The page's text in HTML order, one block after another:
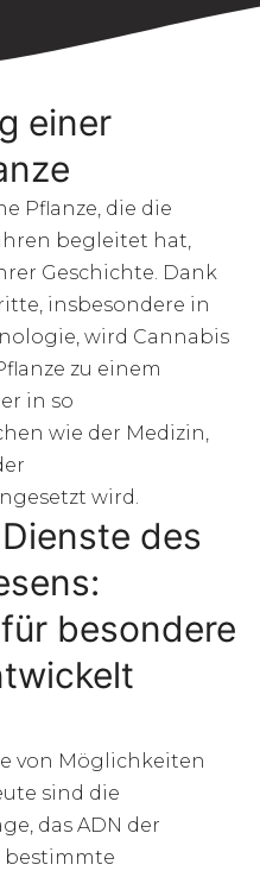
einer
Pflanze, die die
begleitet hat,
Geschichte. Dank
insbesondere in
wird Cannabis
zu einem
in so
wie der Medizin,
wird.
des
besondere
von Möglichkeiten
sind die
das ADN der
bestimmte